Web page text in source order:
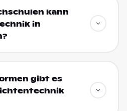
kann
in
gibt es